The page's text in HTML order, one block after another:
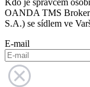
Kdo je správcem
OANDA TMS
S.A.) se sídlem ve
E-mail